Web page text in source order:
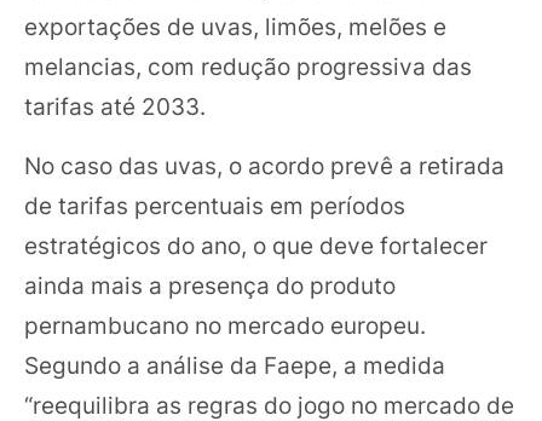
exportações de uvas, limões, melões e
melancias, com redução progressiva das
tarifas até 2033.
No caso das uvas, o acordo prevê a retirada
de tarifas percentuais em períodos
estratégicos do ano, o que deve fortalecer
ainda mais a presença do produto
pernambucano no mercado europeu.
Segundo a análise da Faepe, a medida
“reequilibra as regras do jogo no mercado de